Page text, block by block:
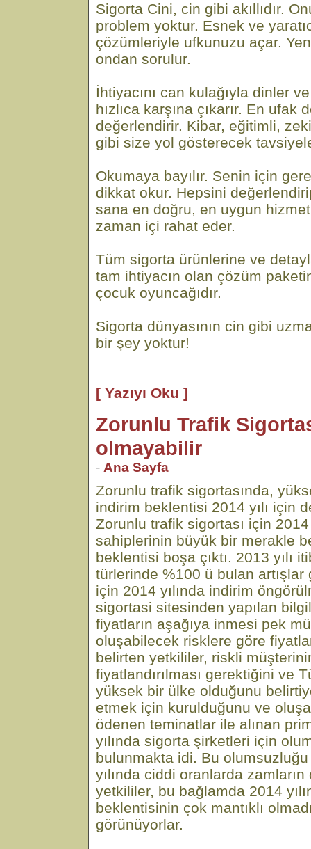
Sigorta Cini, cin gibi akıllıdır.
problem yoktur. Esnek ve
çözümleriyle ufkunuzu açar.
ondan sorulur.
İhtiyacını can kulağıyla dinler
hızlıca karşına çıkarır. En ufak
değerlendirir. Kibar, eğitimli,
gibi size yol gösterecek
Okumaya bayılır. Senin için
dikkat okur. Hepsini
sana en doğru, en uygun
zaman içi rahat eder.
Tüm sigorta ürünlerine ve
tam ihtiyacın olan çözüm
çocuk oyuncağıdır.
Sigorta dünyasının cin gibi
bir şey yoktur!
[ Yazıyı Oku ]
Zorunlu Trafik
olmayabilir
- Ana Sayfa
Zorunlu trafik sigortasında,
indirim beklentisi 2014 yılı için
Zorunlu trafik sigortası için
sahiplerinin büyük bir merakle
beklentisi boşa çıktı. 2013 yılı
türlerinde %100 ü bulan artışlar
için 2014 yılında indirim
sigortasi sitesinden yapılan
fiyatların aşağıya inmesi pek
oluşabilecek risklere göre
belirten yetkililer, riskli
fiyatlandırılması gerektiğini ve
yüksek bir ülke olduğunu
etmek için kurulduğunu ve
ödenen teminatlar ile alınan
yılında sigorta şirketleri için
bulunmakta idi. Bu
yılında ciddi oranlarda
yetkililer, bu bağlamda 2014
beklentisinin çok mantıklı
görünüyorlar.